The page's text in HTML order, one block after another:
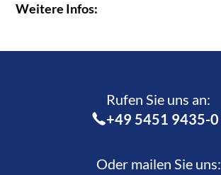
Weitere Infos:
Rufen Sie uns an:­
+49 5451 9435-0
Oder mailen Sie uns: